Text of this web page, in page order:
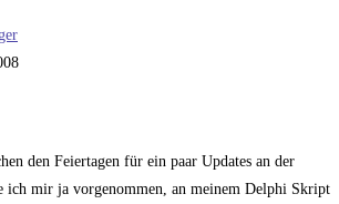
den Feiertagen für ein paar Updates an der
ich mir ja vorgenommen, an meinem Delphi Skript